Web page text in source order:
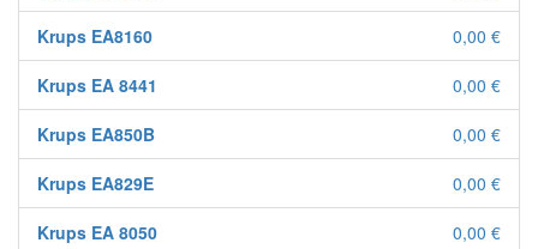
Krups EA8160 0,00 €
Krups EA 8441 0,00 €
Krups EA850B 0,00 €
Krups EA829E 0,00 €
Krups EA 8050 0,00 €